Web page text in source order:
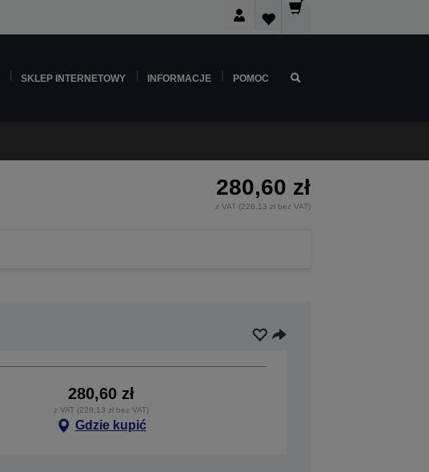
SKLEP INTERNETOWY INFORMACJE POMOC
280,60 zł
z VAT (228,13 zł bez VAT)
280,60 zł
z VAT (228,13 zł bez VAT)
Gdzie kupić